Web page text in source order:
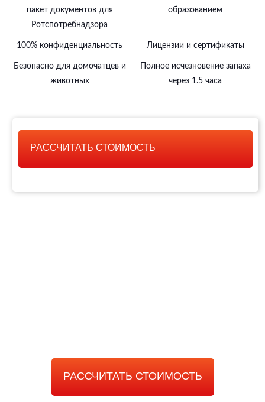
пакет документов для
Ротспотребнадзора
образованием
100% конфиденциальность Лицензии и сертификаты
Безопасно для домочатцев и
животных
Полное исчезновение запаха
через 1.5 часа
РАССЧИТАТЬ СТОИМОСТЬ
РАССЧИТАТЬ СТОИМОСТЬ